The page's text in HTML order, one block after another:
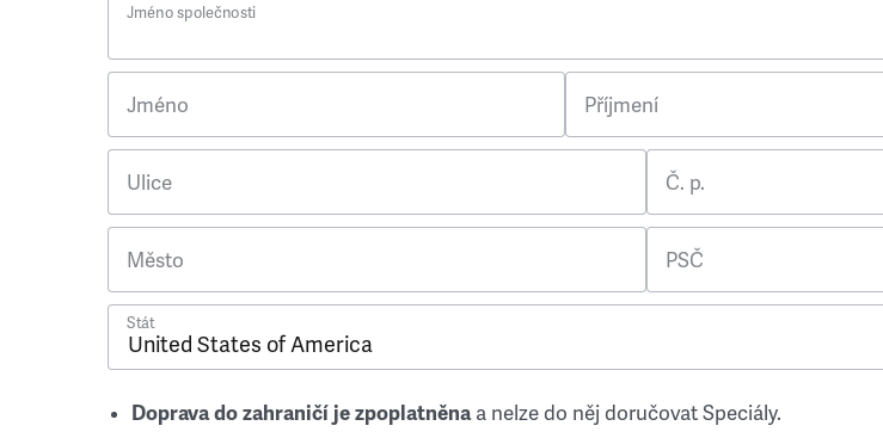
Jméno společnosti
Jméno Příjmení
Ulice Č. p.
Město PSČ
Stát
Doprava do zahraničí je zpoplatněnaa nelze do něj doručovat Speciály.